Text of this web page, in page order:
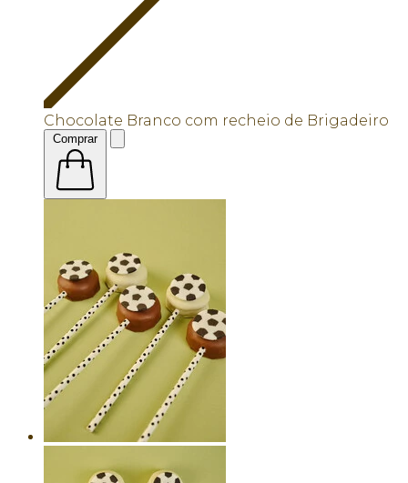
Chocolate Branco com recheio de Brigadeiro
Comprar